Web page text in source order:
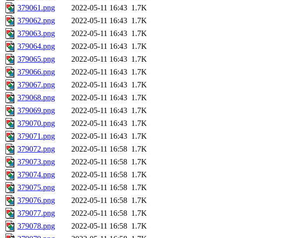
379061.png
2022-05-11 16:43 1.7K
379062.png
2022-05-11 16:43 1.7K
379063.png
2022-05-11 16:43 1.7K
379064.png
2022-05-11 16:43 1.7K
379065.png
2022-05-11 16:43 1.7K
379066.png
2022-05-11 16:43 1.7K
379067.png
2022-05-11 16:43 1.7K
379068.png
2022-05-11 16:43 1.7K
379069.png
2022-05-11 16:43 1.7K
379070.png
2022-05-11 16:43 1.7K
379071.png
2022-05-11 16:43 1.7K
379072.png
2022-05-11 16:58 1.7K
379073.png
2022-05-11 16:58 1.7K
379074.png
2022-05-11 16:58 1.7K
379075.png
2022-05-11 16:58 1.7K
379076.png
2022-05-11 16:58 1.7K
379077.png
2022-05-11 16:58 1.7K
379078.png
2022-05-11 16:58 1.7K